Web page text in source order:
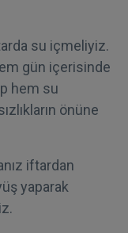
su içmeliyiz.
gün içerisinde
hem su
önüne
iftardan
yaparak